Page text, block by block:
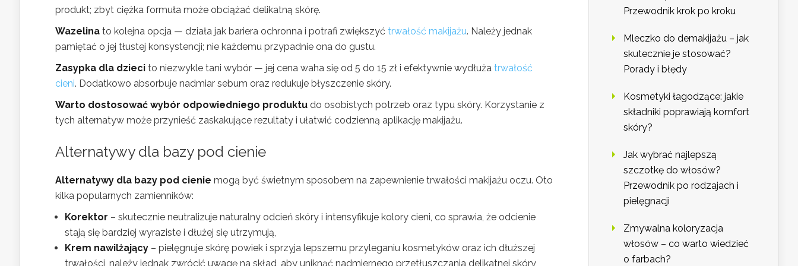
produkt; zbyt ciężka formuła może obciążać delikatną skórę.
Wazelina to kolejna opcja — działa jak bariera ochronna i potrafi zwiększyć trwałość makijażu. Należy jednak
pamiętać o jej tłustej konsystencji; nie każdemu przypadnie ona do gustu.
Zasypka dla dzieci to niezwykle tani wybór — jej cena waha się od 5 do 15 zł i efektywnie wydłuża trwałość
cieni. Dodatkowo absorbuje nadmiar sebum oraz redukuje błyszczenie skóry.
Warto dostosować wybór odpowiedniego produktu do osobistych potrzeb oraz typu skóry. Korzystanie z
tych alternatyw może przynieść zaskakujące rezultaty i ułatwić codzienną aplikację makijażu.
Alternatywy dla bazy pod cienie
Alternatywy dla bazy pod cienie mogą być świetnym sposobem na zapewnienie trwałości makijażu oczu. Oto
kilka popularnych zamienników:
Korektor – skutecznie neutralizuje naturalny odcień skóry i intensyfikuje kolory cieni, co sprawia, że odcienie
stają się bardziej wyraziste i dłużej się utrzymują,
Krem nawilżający – pielęgnuje skórę powiek i sprzyja lepszemu przyleganiu kosmetyków oraz ich dłuższej
trwałości, należy jednak zwrócić uwagę na skład, aby uniknąć nadmiernego przetłuszczania delikatnej skóry
Przewodnik krok po kroku
Mleczko do demakijażu – jak
skutecznie je stosować?
Porady i błędy
Kosmetyki łagodzące: jakie
składniki poprawiają komfort
skóry?
Jak wybrać najlepszą
szczotkę do włosów?
Przewodnik po rodzajach i
pielęgnacji
Zmywalna koloryzacja
włosów – co warto wiedzieć
o farbach?